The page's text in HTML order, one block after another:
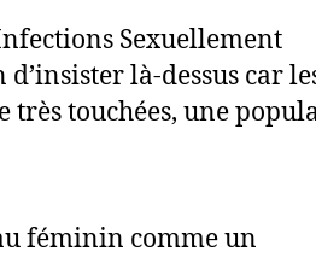
Sexuellement
là-dessus car
très touchées, une
féminin comme un